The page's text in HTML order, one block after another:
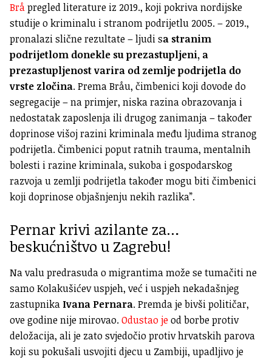
Bråpregled literature iz 2019., koji pokriva nordijske
studije o kriminalu i stranom podrijetlu 2005. – 2019.,
pronalazi slične rezultate – ljudi sa stranim
podrijetlom donekle su prezastupljeni, a
prezastupljenost varira od zemlje podrijetla do
vrste zločina. Prema Bråu, čimbenici koji dovode do
segregacije – na primjer, niska razina obrazovanja i
nedostatak zaposlenja ili drugog zanimanja – također
doprinose višoj razini kriminala među ljudima stranog
podrijetla. Čimbenici poput ratnih trauma, mentalnih
bolesti i razine kriminala, sukoba i gospodarskog
razvoja u zemlji podrijetla također mogu biti čimbenici
koji doprinose objašnjenju nekih razlika”.
Pernar krivi azilante za…
beskućništvo u Zagrebu!
Na valu predrasuda o migrantima može se tumačiti ne
samo Kolakušićev uspjeh, već i uspjeh nekadašnjeg
zastupnika Ivana Pernara. Premda je bivši političar,
ove godine nije mirovao.Odustao jeod borbe protiv
deložacija, ali je zato svjedočio protiv hrvatskih parova
koji su pokušali usvojiti djecu u Zambiji, upadljivo je